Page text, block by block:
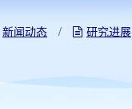
新闻动态 / 研究进展